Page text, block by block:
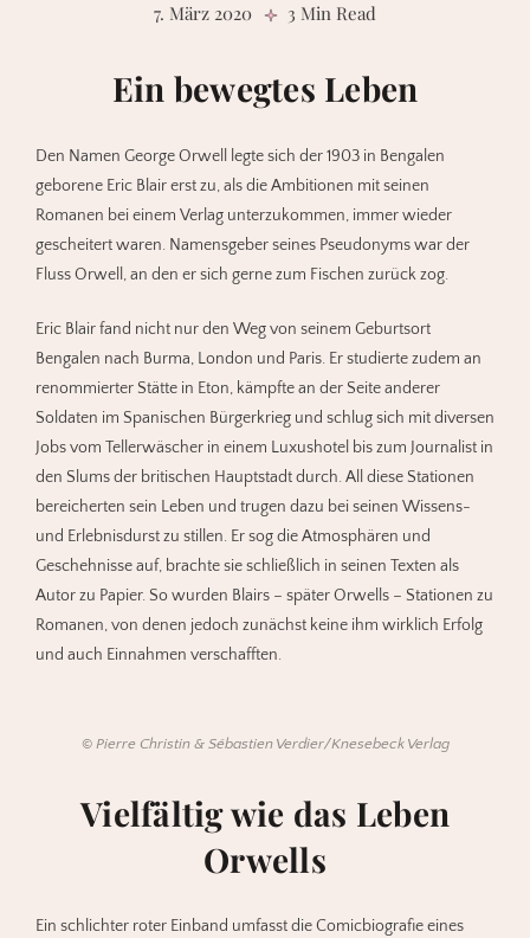
7. März 2020 3 Min Read
Ein bewegtes Leben
Den Namen George Orwell legte sich der 1903 in Bengalen
geborene Eric Blair erst zu, als die Ambitionen mit seinen
Romanen bei einem Verlag unterzukommen, immer wieder
gescheitert waren. Namensgeber seines Pseudonyms war der
Fluss Orwell, an den er sich gerne zum Fischen zurück zog.
Eric Blair fand nicht nur den Weg von seinem Geburtsort
Bengalen nach Burma, London und Paris. Er studierte zudem an
renommierter Stätte in Eton, kämpfte an der Seite anderer
Soldaten im Spanischen Bürgerkrieg und schlug sich mit diversen
Jobs vom Tellerwäscher in einem Luxushotel bis zum Journalist in
den Slums der britischen Hauptstadt durch. All diese Stationen
bereicherten sein Leben und trugen dazu bei seinen Wissens-
und Erlebnisdurst zu stillen. Er sog die Atmosphären und
Geschehnisse auf, brachte sie schließlich in seinen Texten als
Autor zu Papier. So wurden Blairs – später Orwells – Stationen zu
Romanen, von denen jedoch zunächst keine ihm wirklich Erfolg
und auch Einnahmen verschafften.
© Pierre Christin & Sébastien Verdier/Knesebeck Verlag
Vielfältig wie das Leben
Orwells
Ein schlichter roter Einband umfasst die Comicbiografie eines